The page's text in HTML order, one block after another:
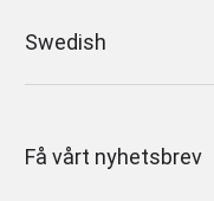
Swedish
Få vårt nyhetsbrev